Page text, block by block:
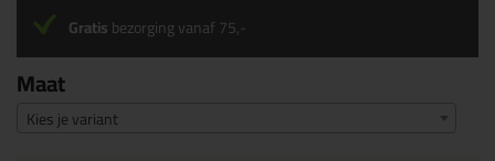
Maat
Kies je variant
Gratisbezorging vanaf 75,-